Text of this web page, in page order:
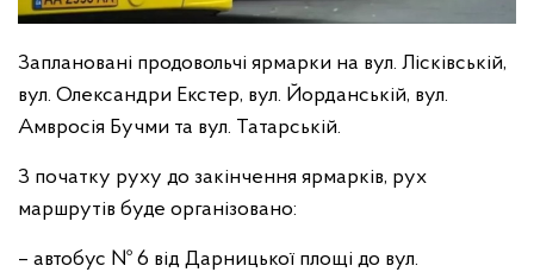
Заплановані продовольчі ярмарки на вул. Лісківській,
вул. Олександри Екстер, вул. Йорданській, вул.
Амвросія Бучми та вул. Татарській.
З початку руху до закінчення ярмарків, рух
маршрутів буде організовано:
– автобус № 6 від Дарницької площі до вул.